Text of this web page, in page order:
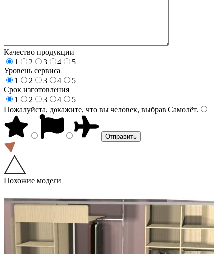
Качество продукции
1
2 3 4
5
Уровень сервиса
1
2 3 4
5
Срок изготовления
1
2 3 4
5
Пожалуйста, докажите, что вы человек, выбрав Самолёт.
Похожие модели